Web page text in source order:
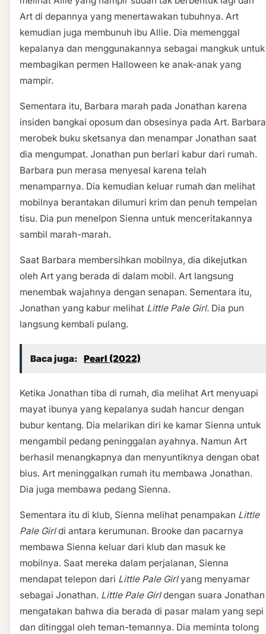
Art di depannya yang menertawakan tubuhnya. Art
kemudian juga membunuh ibu Allie. Dia memenggal
kepalanya dan menggunakannya sebagai mangkuk untuk
membagikan permen Halloween ke anak-anak yang
mampir.
Sementara itu, Barbara marah pada Jonathan karena
insiden bangkai oposum dan obsesinya pada Art. Barbara
merobek buku sketsanya dan menampar Jonathan saat
dia mengumpat. Jonathan pun berlari kabur dari rumah.
Barbara pun merasa menyesal karena telah
menamparnya. Dia kemudian keluar rumah dan melihat
mobilnya berantakan dilumuri krim dan penuh tempelan
tisu. Dia pun menelpon Sienna untuk menceritakannya
sambil marah-marah.
Saat Barbara membersihkan mobilnya, dia dikejutkan
oleh Art yang berada di dalam mobil. Art langsung
menembak wajahnya dengan senapan. Sementara itu,
Jonathan yang kabur melihat Little Pale Girl. Dia pun
langsung kembali pulang.
Baca juga: Pearl (2022)
Ketika Jonathan tiba di rumah, dia melihat Art menyuapi
mayat ibunya yang kepalanya sudah hancur dengan
bubur kentang. Dia melarikan diri ke kamar Sienna untuk
mengambil pedang peninggalan ayahnya. Namun Art
berhasil menangkapnya dan menyuntiknya dengan obat
bius. Art meninggalkan rumah itu membawa Jonathan.
Dia juga membawa pedang Sienna.
Sementara itu di klub, Sienna melihat penampakan Little
Pale Girldi antara kerumunan. Brooke dan pacarnya
membawa Sienna keluar dari klub dan masuk ke
mobilnya. Saat mereka dalam perjalanan, Sienna
mendapat telepon dari Little Pale Girlyang menyamar
sebagai Jonathan. Little Pale Girldengan suara Jonathan
mengatakan bahwa dia berada di pasar malam yang sepi
dan ditinggal oleh teman-temannya. Dia meminta tolong